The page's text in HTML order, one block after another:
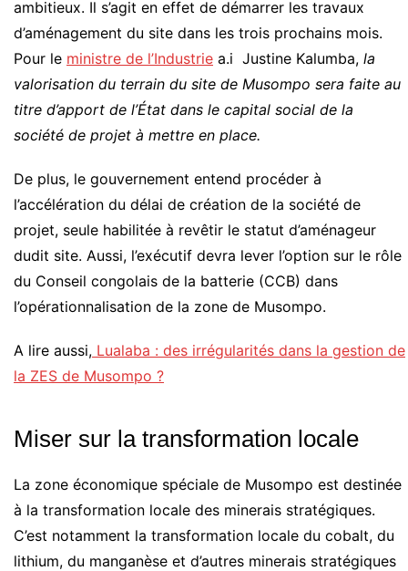
ambitieux. Il s’agit en effet de démarrer les travaux
d’aménagement du site dans les trois prochains mois.
Pour le ministre de l’Industrie a.i Justine Kalumba, la
valorisation du terrain du site de Musompo sera faite au
titre d’apport de l’État dans le capital social de la
société de projet à mettre en place.
De plus, le gouvernement entend procéder à
l’accélération du délai de création de la société de
projet, seule habilitée à revêtir le statut d’aménageur
dudit site. Aussi, l’exécutif devra lever l’option sur le rôle
du Conseil congolais de la batterie (CCB) dans
l’opérationnalisation de la zone de Musompo.
A lire aussi, Lualaba : des irrégularités dans la gestion de
la ZES de Musompo ?
Miser sur la transformation locale
La zone économique spéciale de Musompo est destinée
à la transformation locale des minerais stratégiques.
C’est notamment la transformation locale du cobalt, du
lithium, du manganèse et d’autres minerais stratégiques